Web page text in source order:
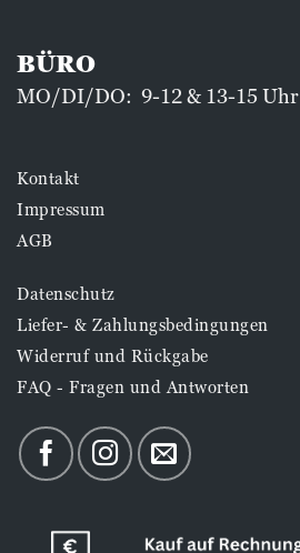
BÜRO
MO/DI/DO: 9-12 & 13-15 Uhr
Kontakt
Impressum
AGB
Datenschutz
Liefer- & Zahlungsbedingungen
Widerruf und Rückgabe
FAQ - Fragen und Antworten